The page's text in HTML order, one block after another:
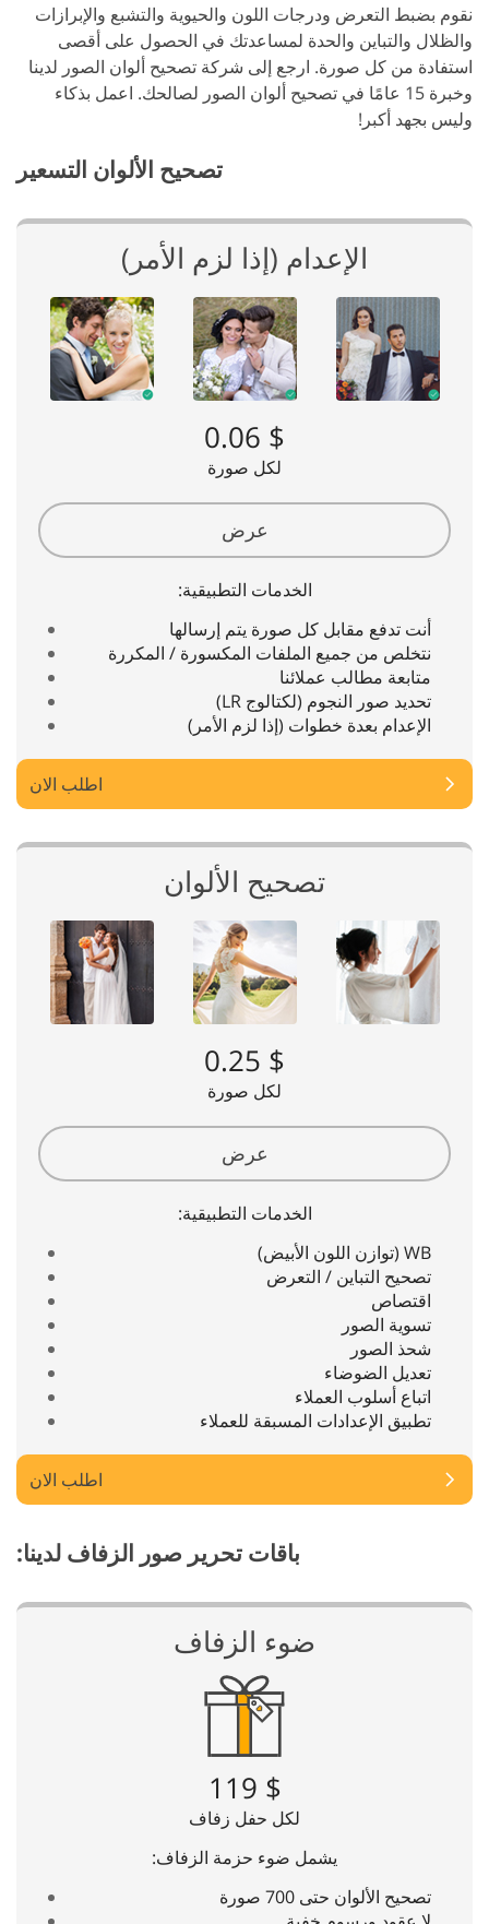
نقوم بضبط التعرض ودرجات اللون والحيوية والتشبع والإبرازات
والظلال والتباين والحدة لمساعدتك في الحصول على أقصى
استفادة من كل صورة. ارجع إلى شركة تصحيح ألوان الصور لدينا
وخبرة 15 عامًا في تصحيح ألوان الصور لصالحك. اعمل بذكاء
وليس بجهد أكبر!
تصحيح الألوان التسعير
الإعدام (إذا لزم الأمر)
$ 0.06
لكل صورة
عرض
الخدمات التطبيقية:
أنت تدفع مقابل كل صورة يتم إرسالها
نتخلص من جميع الملفات المكسورة / المكررة
متابعة مطالب عملائنا
تحديد صور النجوم (لكتالوج LR)
الإعدام بعدة خطوات (إذا لزم الأمر)
اطلب الان
تصحيح الألوان
$ 0.25
لكل صورة
عرض
الخدمات التطبيقية:
WB (توازن اللون الأبيض)
تصحيح التباين / التعرض
اقتصاص
تسوية الصور
شحذ الصور
تعديل الضوضاء
اتباع أسلوب العملاء
تطبيق الإعدادات المسبقة للعملاء
اطلب الان
باقات تحرير صور الزفاف لدينا:
ضوء الزفاف
$ 119
لكل حفل زفاف
يشمل ضوء حزمة الزفاف:
تصحيح الألوان حتى 700 صورة